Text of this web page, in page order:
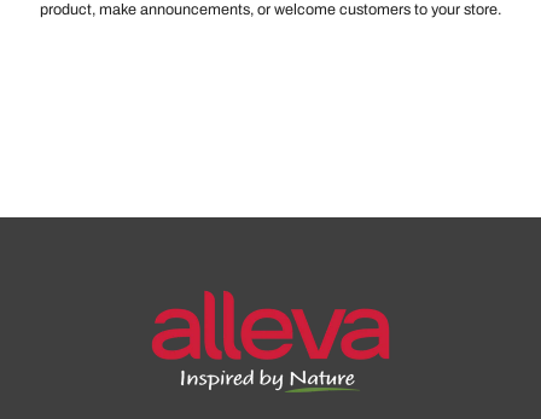
product, make announcements, or welcome customers to your store.